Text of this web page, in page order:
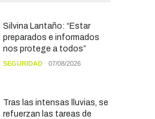
Silvina Lantaño: “Estar
preparados e informados
nos protege a todos”
SEGURIDAD 07/08/2026
Tras las intensas lluvias, se
refuerzan las tareas de